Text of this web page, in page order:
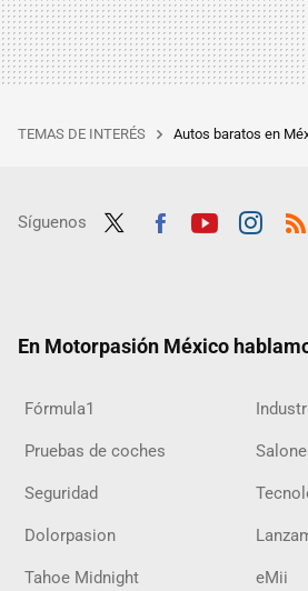
TEMAS DE INTERÉS Autos baratos en
Síguenos
En Motorpasión México
Fórmula1
Pruebas de coches
Seguridad
Dolorpasion
Tahoe Midnight eMii